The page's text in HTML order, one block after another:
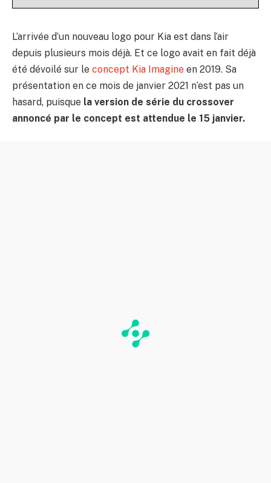
L’arrivée d’un nouveau logo pour Kia est dans l’air
depuis plusieurs mois déjà. Et ce logo avait en fait déjà
été dévoilé sur le concept Kia Imagine en 2019. Sa
présentation en ce mois de janvier 2021 n’est pas un
hasard, puisque la version de série du crossover
annoncé par le concept est attendue le 15 janvier.